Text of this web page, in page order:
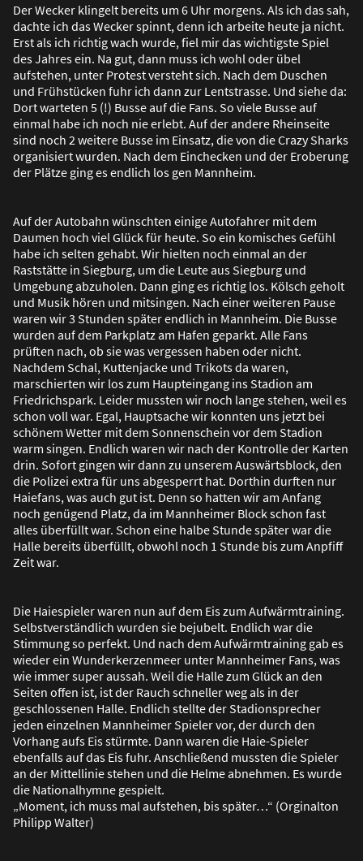
Der Wecker klingelt bereits um 6 Uhr morgens. Als ich das sah,
dachte ich das Wecker spinnt, denn ich arbeite heute ja nicht.
Erst als ich richtig wach wurde, fiel mir das wichtigste Spiel
des Jahres ein. Na gut, dann muss ich wohl oder übel
aufstehen, unter Protest versteht sich. Nach dem Duschen
und Frühstücken fuhr ich dann zur Lentstrasse. Und siehe da:
Dort warteten 5 (!) Busse auf die Fans. So viele Busse auf
einmal habe ich noch nie erlebt. Auf der andere Rheinseite
sind noch 2 weitere Busse im Einsatz, die von die Crazy Sharks
organisiert wurden. Nach dem Einchecken und der Eroberung
der Plätze ging es endlich los gen Mannheim.
Auf der Autobahn wünschten einige Autofahrer mit dem
Daumen hoch viel Glück für heute. So ein komisches Gefühl
habe ich selten gehabt. Wir hielten noch einmal an der
Raststätte in Siegburg, um die Leute aus Siegburg und
Umgebung abzuholen. Dann ging es richtig los. Kölsch geholt
und Musik hören und mitsingen. Nach einer weiteren Pause
waren wir 3 Stunden später endlich in Mannheim. Die Busse
wurden auf dem Parkplatz am Hafen geparkt. Alle Fans
prüften nach, ob sie was vergessen haben oder nicht.
Nachdem Schal, Kuttenjacke und Trikots da waren,
marschierten wir los zum Haupteingang ins Stadion am
Friedrichspark. Leider mussten wir noch lange stehen, weil es
schon voll war. Egal, Hauptsache wir konnten uns jetzt bei
schönem Wetter mit dem Sonnenschein vor dem Stadion
warm singen. Endlich waren wir nach der Kontrolle der Karten
drin. Sofort gingen wir dann zu unserem Auswärtsblock, den
die Polizei extra für uns abgesperrt hat. Dorthin durften nur
Haiefans, was auch gut ist. Denn so hatten wir am Anfang
noch genügend Platz, da im Mannheimer Block schon fast
alles überfüllt war. Schon eine halbe Stunde später war die
Halle bereits überfüllt, obwohl noch 1 Stunde bis zum Anpfiff
Zeit war.
Die Haiespieler waren nun auf dem Eis zum Aufwärmtraining.
Selbstverständlich wurden sie bejubelt. Endlich war die
Stimmung so perfekt. Und nach dem Aufwärmtraining gab es
wieder ein Wunderkerzenmeer unter Mannheimer Fans, was
wie immer super aussah. Weil die Halle zum Glück an den
Seiten offen ist, ist der Rauch schneller weg als in der
geschlossenen Halle. Endlich stellte der Stadionsprecher
jeden einzelnen Mannheimer Spieler vor, der durch den
Vorhang aufs Eis stürmte. Dann waren die Haie-Spieler
ebenfalls auf das Eis fuhr. Anschließend mussten die Spieler
an der Mittellinie stehen und die Helme abnehmen. Es wurde
die Nationalhymne gespielt.
„Moment, ich muss mal aufstehen, bis später…“ (Orginalton
Philipp Walter)